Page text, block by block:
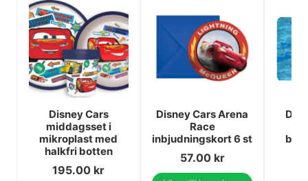
Disney Cars
middagsset i
mikroplast med
halkfri botten
195.00 kr
Disney Cars Arena
Race
inbjudningskort 6 st
57.00 kr